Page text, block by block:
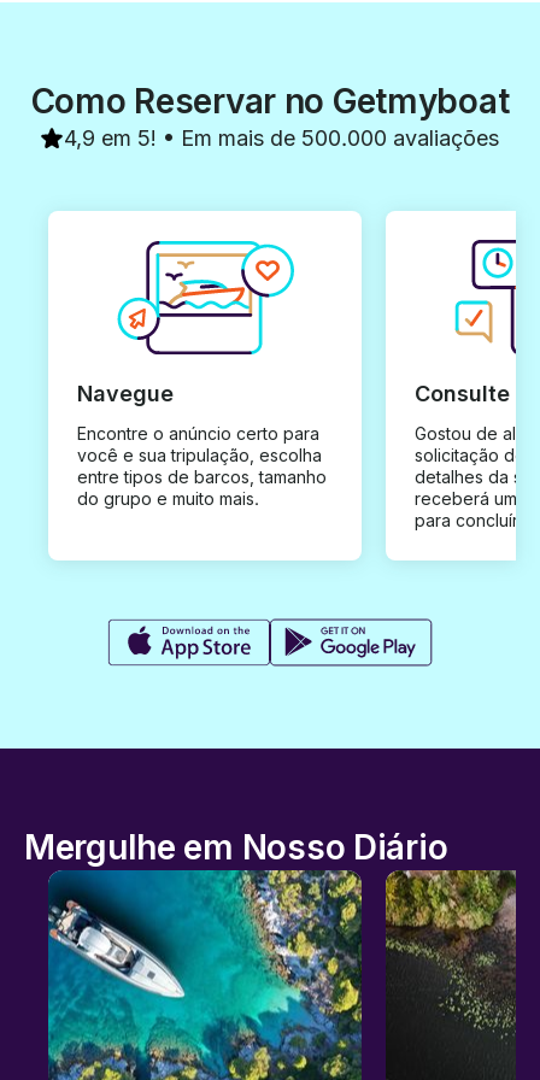
Como Reservar no Getmyboat
4,9 em 5! • Em mais de 500.000 avaliações
Navegue
Encontre o anúncio certo para
você e sua tripulação, escolha
entre tipos de barcos, tamanho
do grupo e muito mais.
Consulte e
Gostou de
solicitação de
detalhes da
receberá uma
para concluír a
Mergulhe em Nosso Diário